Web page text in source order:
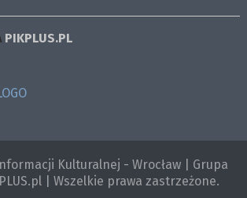
PIKPLUS.PL
Kulturalnej - Wrocław | Grupa
| Wszelkie prawa zastrzeżone.